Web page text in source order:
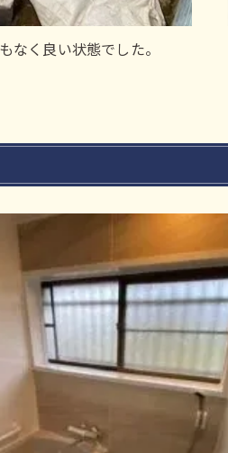
なく良い状態でした。